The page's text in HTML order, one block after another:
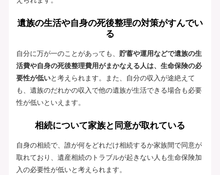
遺族の生活や自身の死後整理の対策がすんでい
る
自分に万が一のことがあっても、 貯蓄や運用などで遺族の生
活費や自身の死後整理費用がまかなえる人は、生命保険の必
要性が低いと考えられます。また、自分の収入が途絶えて
も、遺族のだれかの収入で他の遺族が生活できる場合も必要
性が低いといえます。
相続について家族と同意が取れている
自身の相続で、誰が何をどれだけ相続するか家族間で同意が
取れており、遺産相続のトラブルが起きない人も生命保険加
入の必要性が低いと考えられます。